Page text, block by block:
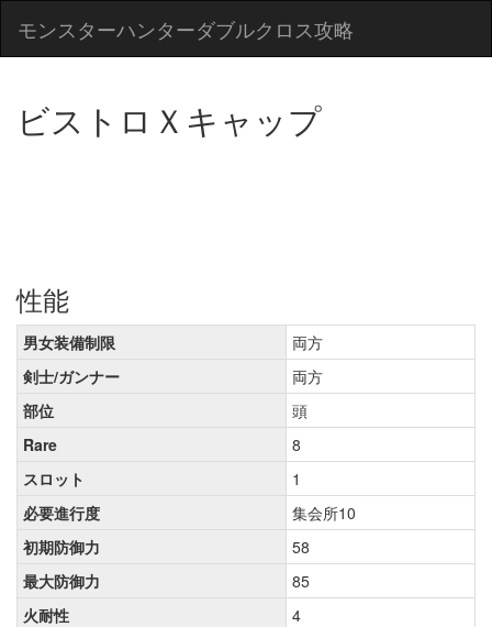
モンスターハンターダブルクロス攻略
ビストロＸキャップ
性能
男女装備制限
両方
剣士/ガンナー
両方
部位
頭
Rare
8
スロット
1
必要進行度
集会所10
初期防御力
58
最大防御力
85
火耐性
4